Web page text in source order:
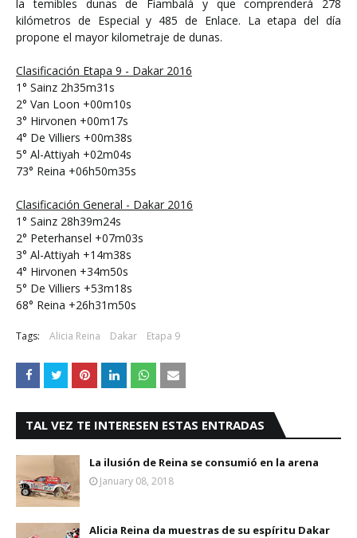
la temibles dunas de Fiambalá y que comprenderá 278
kilómetros de Especial y 485 de Enlace. La etapa del día
propone el mayor kilometraje de dunas.
Clasificación Etapa 9 - Dakar 2016
1° Sainz 2h35m31s
2° Van Loon +00m10s
3° Hirvonen +00m17s
4° De Villiers +00m38s
5° Al-Attiyah +02m04s
73° Reina +06h50m35s
Clasificación General - Dakar 2016
1° Sainz 28h39m24s
2° Peterhansel +07m03s
3° Al-Attiyah +14m38s
4° Hirvonen +34m50s
5° De Villiers +53m18s
68° Reina +26h31m50s
Tags: Alicia Reina Dakar Etapa 9
TAL VEZ TE INTERESEN ESTAS ENTRADAS
La ilusión de Reina se consumió en la arena
January 08, 2018
Alicia Reina da muestras de su espíritu Dakar